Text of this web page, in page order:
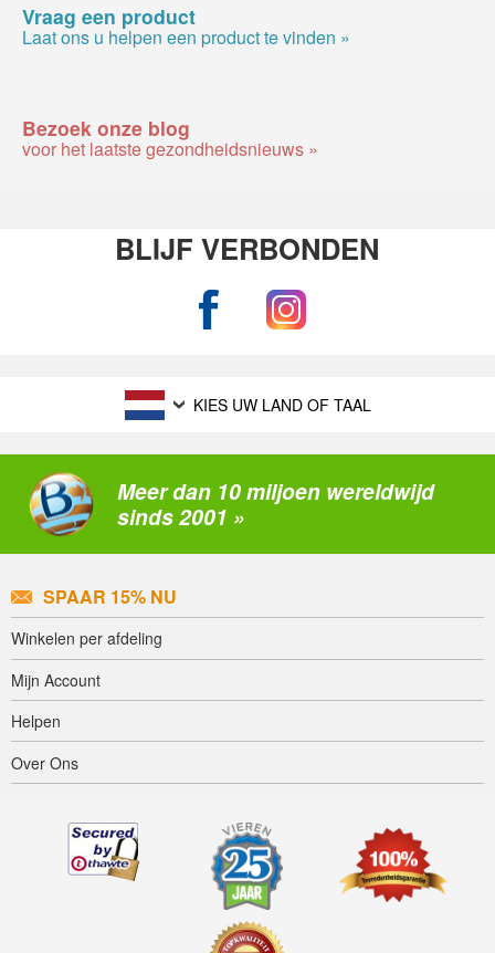
Vraag een product
Laat ons u helpen een product te vinden »
Bezoek onze blog
voor het laatste gezondheidsnieuws »
BLIJF VERBONDEN
KIES UW LAND OF TAAL
Meer dan 10 miljoen wereldwijd
sinds 2001 »
SPAAR 15% NU
Winkelen per afdeling
Mijn Account
Helpen
Over Ons